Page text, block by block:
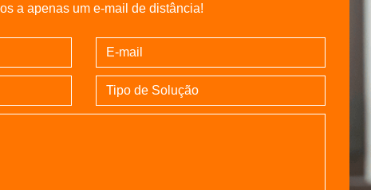
a apenas um e-mail de distância!